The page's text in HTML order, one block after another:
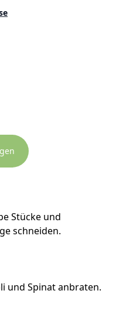
Stücke und
schneiden.
und Spinat anbraten.